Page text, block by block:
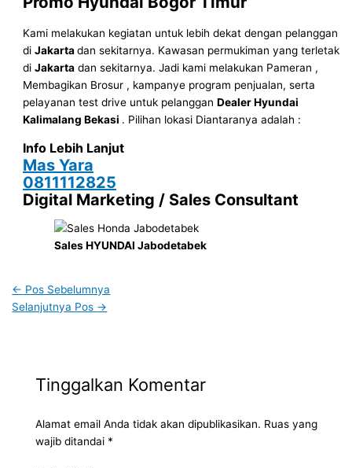
Kami melakukan kegiatan untuk lebih dekat dengan pelanggan
diJakartadan sekitarnya. Kawasan permukiman yang terletak
diJakarta dan sekitarnya. Jadi kami melakukan Pameran ,
Membagikan Brosur , kampanye program penjualan, serta
pelayanan test drive untuk pelangganDealer Hyundai
Kalimalang Bekasi . Pilihan lokasi Diantaranya adalah :
Info Lebih Lanjut
Mas Yara
0811112825
Digital Marketing / Sales Consultant
Sales HYUNDAI Jabodetabek
← Pos Sebelumnya
Selanjutnya Pos →
Tinggalkan Komentar
Alamat email Anda tidak akan dipublikasikan. Ruas yang
wajib ditandai *